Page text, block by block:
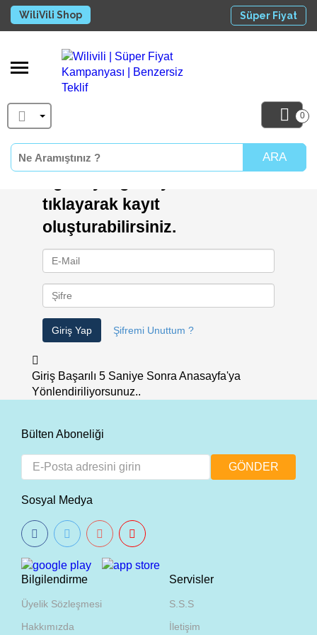
WiliVili Shop Süper Fiyat
0
ARA
Üye Girişi
tıklayarak kayıt
oluşturabilirsiniz.
Giriş Yap Şifremi Unuttum ?
Giriş Başarılı 5 Saniye Sonra Anasayfa'ya
Yönlendiriliyorsunuz..
Bülten Aboneliği
Sosyal Medya
Bilgilendirme
Üyelik Sözleşmesi
Hakkımızda
Servisler
S.S.S
İletişim